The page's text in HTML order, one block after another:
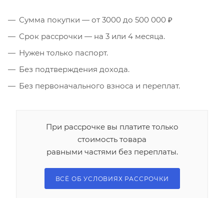
Сумма покупки — от 3000 до 500 000 ₽
Срок рассрочки — на 3 или 4 месяца.
Нужен только паспорт.
Без подтверждения дохода.
Без первоначального взноса и переплат.
При рассрочке вы платите только
стоимость товара
равными частями без переплаты.
ВСЁ ОБ УСЛОВИЯХ РАССРОЧКИ